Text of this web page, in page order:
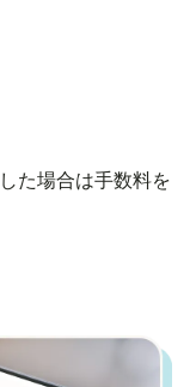
た場合は手数料を